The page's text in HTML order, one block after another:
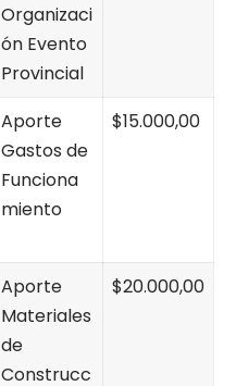
Organizaci
ón Evento
Provincial
Aporte
Gastos de
Funciona
miento
$15.000,00
Aporte
Materiales
de
Construcc
$20.000,00